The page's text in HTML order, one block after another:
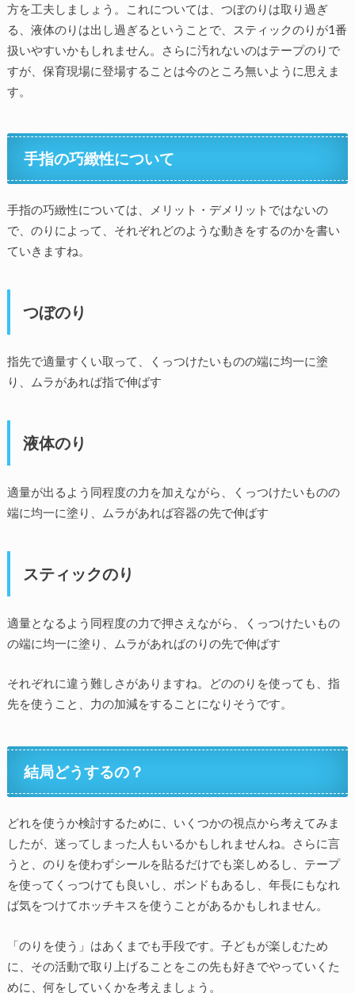
方を工夫しましょう。これについては、つぼのりは取り過ぎ
る、液体のりは出し過ぎるということで、スティックのりが1番
扱いやすいかもしれません。さらに汚れないのはテープのりで
すが、保育現場に登場することは今のところ無いように思えま
す。
手指の巧緻性について
手指の巧緻性については、メリット・デメリットではないの
で、のりによって、それぞれどのような動きをするのかを書い
ていきますね。
つぼのり
指先で適量すくい取って、くっつけたいものの端に均一に塗
り、ムラがあれば指で伸ばす
液体のり
適量が出るよう同程度の力を加えながら、くっつけたいものの
端に均一に塗り、ムラがあれば容器の先で伸ばす
スティックのり
適量となるよう同程度の力で押さえながら、くっつけたいもの
の端に均一に塗り、ムラがあればのりの先で伸ばす
それぞれに違う難しさがありますね。どののりを使っても、指
先を使うこと、力の加減をすることになりそうです。
結局どうするの？
どれを使うか検討するために、いくつかの視点から考えてみま
したが、迷ってしまった人もいるかもしれませんね。さらに言
うと、のりを使わずシールを貼るだけでも楽しめるし、テープ
を使ってくっつけても良いし、ボンドもあるし、年長にもなれ
ば気をつけてホッチキスを使うことがあるかもしれません。
「のりを使う」はあくまでも手段です。子どもが楽しむため
に、その活動で取り上げることをこの先も好きでやっていくた
めに、何をしていくかを考えましょう。